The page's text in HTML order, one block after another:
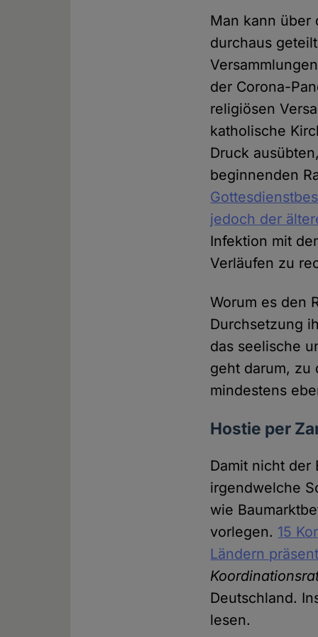
Man kann über
durchaus
der Corona-
religiösen
katholische
Druck
beginnenden
jedoch der
Infektion mit
Verläufen zu
Worum es den
Durchsetzung
das seelische
geht darum,
mindestens
Hostie per
Damit nicht der
irgendwelche
wie
vorlegen. 15
Ländern
Deutschland.
lesen.